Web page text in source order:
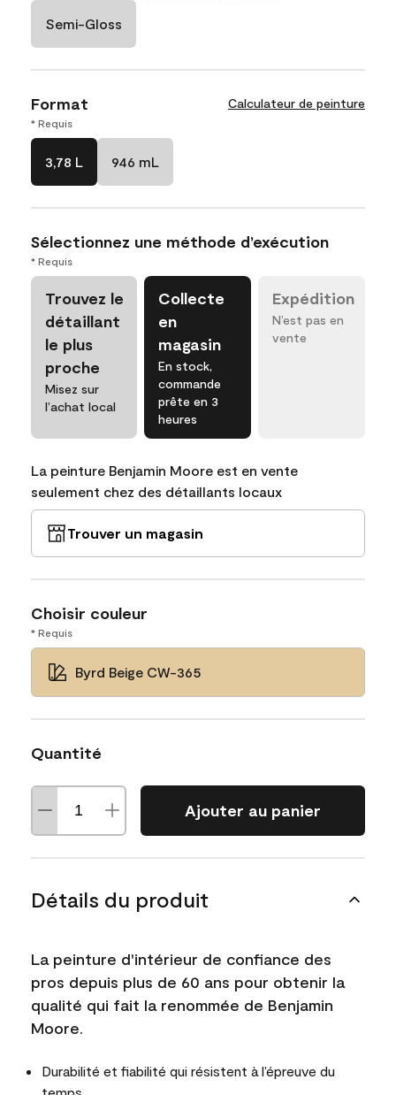
Semi-Gloss
Format Calculateur de peinture
* Requis
3,78 L 946 mL
Sélectionnez une méthode d’exécution
* Requis
Trouvez le
détaillant
le plus
proche
Misez sur
l’achat local
Collecte
en
magasin
En stock,
commande
prête en 3
heures
Expédition
N’est pas en
vente
La peinture Benjamin Moore est en vente
seulement chez des détaillants locaux
Trouver un magasin
Choisir couleur
* Requis
Byrd Beige CW-365
Quantité
Ajouter au panier
Détails du produit
La peinture d'intérieur de confiance des
pros depuis plus de 60 ans pour obtenir la
qualité qui fait la renommée de Benjamin
Moore.
Durabilité et fiabilité qui résistent à l’épreuve du
temps